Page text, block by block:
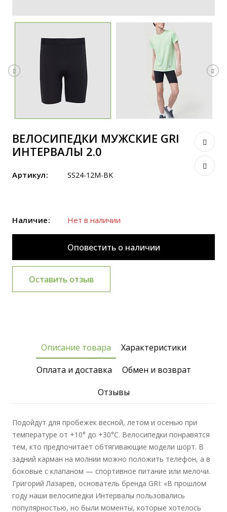
ВЕЛОСИПЕДКИ МУЖСКИЕ GRI
ИНТЕРВАЛЫ 2.0
Артикул: SS24-12M-BK
Наличие: Нет в наличии
Оповестить о наличии
Оставить отзыв
Описание товара
Характеристики
Оплата и доставка
Обмен и возврат
Отзывы
Подойдут для пробежек весной, летом и осенью при
температуре от +10° до +30°C. Велосипедки понравятся
тем, кто предпочитает обтягивающие модели шорт. В
задний карман на молнии можно положить телефон, а в
боковые с клапаном — спортивное питание или мелочи.
Григорий Лазарев, основатель бренда GRI: «В прошлом
году наши велосипедки Интервалы пользовались
популярностью, но были моменты, которые хотелось